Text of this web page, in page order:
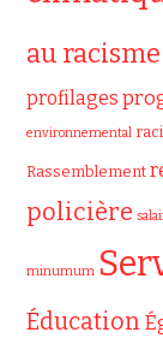
au racisme
profilages
environnemental
Rassemblement
policière
minumum
Éducation